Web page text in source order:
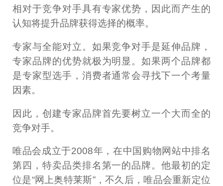
相对于竞争对手具有专家优势，因此而产生的
认知将提升品牌获得选择的概率。
专家与全能对立。如果竞争对手是延伸品牌，
专家品牌的优势就极为明显。如果两个品牌都
是专家型选手，消费者通常会寻找下一个考量
因素。
因此，创建专家品牌首先要树立一个大而全的
竞争对手。
唯品会成立于2008年，在中国购物网站中排名
第四，特卖品类排名第一的品牌。他最初的定
位是“网上奥特莱斯”，不久后，唯品会重新定位